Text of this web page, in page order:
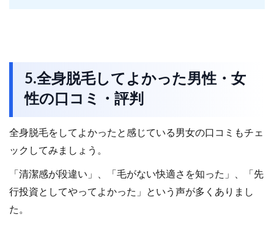
5.全身脱毛してよかった男性・女
性の口コミ・評判
全身脱毛をしてよかったと感じている男女の口コミもチェ
ックしてみましょう。
「清潔感が段違い」、「毛がない快適さを知った」、「先
行投資としてやってよかった」という声が多くありまし
た。